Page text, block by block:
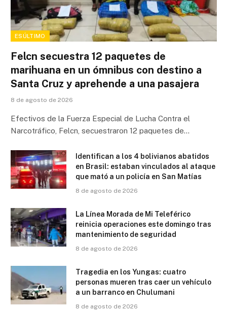
ESÚLTIMO
Felcn secuestra 12 paquetes de
marihuana en un ómnibus con destino a
Santa Cruz y aprehende a una pasajera
8 de agosto de 2026
Efectivos de la Fuerza Especial de Lucha Contra el
Narcotráfico, Felcn, secuestraron 12 paquetes de…
Identifican a los 4 bolivianos abatidos
en Brasil: estaban vinculados al ataque
que mató a un policía en San Matías
8 de agosto de 2026
La Línea Morada de Mi Teleférico
reinicia operaciones este domingo tras
mantenimiento de seguridad
8 de agosto de 2026
Tragedia en los Yungas: cuatro
personas mueren tras caer un vehículo
a un barranco en Chulumani
8 de agosto de 2026